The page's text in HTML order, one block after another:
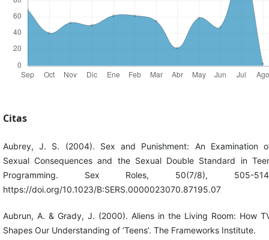
Citas
Aubrey, J. S. (2004). Sex and Punishment: An Examination
Sexual Consequences and the Sexual Double Standard in
Programming. Sex Roles, 50(7/8), 505-
https://doi.org/10.1023/B:SERS.0000023070.87195.07
Aubrun, A. & Grady, J. (2000). Aliens in the Living Room: How
Shapes Our Understanding of ‘Teens’. The Frameworks Institute.